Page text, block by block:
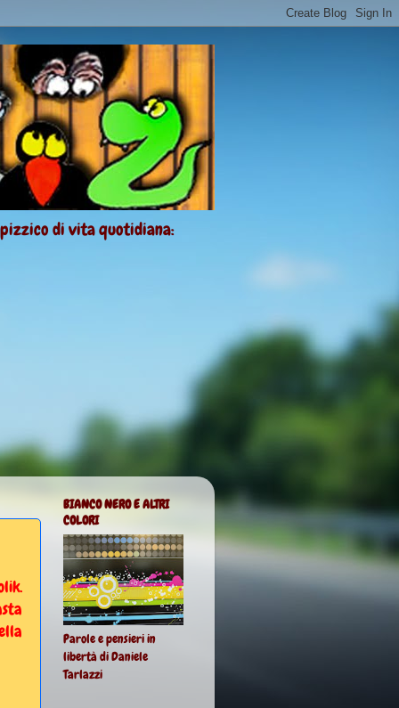
pizzico di vita quotidiana:
BIANCO NERO E ALTRI
COLORI
Parole e pensieri in
libertà di Daniele
Tarlazzi